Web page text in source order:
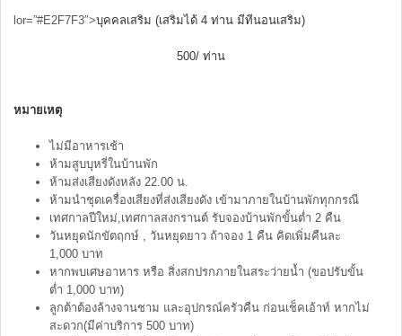
lor=”#E2F7F3″>บุคคลเสริม (เสริมได้ 4 ท่าน มีทีนอนเสริม)
500/ ท่าน
หมายเหตุ
ไม่มีอาหารเช้า
ห้ามสูบบุหรี่ในบ้านพัก
ห้ามส่งเสียงดังหลัง 22.00 น.
ห้ามนำชุดเครื่องเสียงที่ส่งเสียงดัง เข้ามาภายในบ้านพักทุกกรณี
เทศกาลปีใหม่,เทศกาลสงกรานต์ รับจองบ้านพักขั้นต่ำ 2 คืน
วันหยุดนักขัตฤกษ์ , วันหยุดยาว ถ้าจอง 1 คืน คิดเพิ่มคืนละ
1,000 บาท
หากพบเศษอาหาร หรือ สิ่งสกปรกภายในสระว่ายน้ำ (ขอปรับขั้น
ต่ำ 1,000 บาท)
ลูกต้าต้องล้างจานชาม และอุปกรณ์ครัวคืน ก่อนเช็คเอ้าท์ หากไม่
สะดวก(มีค่าบริการ 500 บาท)